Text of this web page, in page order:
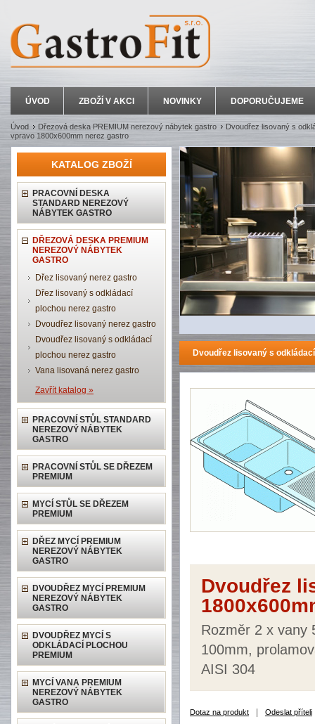
ÚVOD ZBOŽÍ V AKCI NOVINKY DOPORUČUJEME
Úvod Dřezová deska PREMIUM nerezový nábytek gastro
Dvoudřez lisovaný s
vpravo 1800x600mm nerez gastro
KATALOG ZBOŽÍ
PRACOVNÍ DESKA
STANDARD NEREZOVÝ
NÁBYTEK GASTRO
DŘEZOVÁ DESKA PREMIUM
NEREZOVÝ NÁBYTEK
GASTRO
Dřez lisovaný nerez gastro
Dřez lisovaný s odkládací
plochou nerez gastro
Dvoudřez lisovaný nerez gastro
Dvoudřez lisovaný s odkládací
plochou nerez gastro
Vana lisovaná nerez gastro
Zavřít katalog »
PRACOVNÍ STŮL STANDARD
NEREZOVÝ NÁBYTEK
GASTRO
PRACOVNÍ STŮL SE DŘEZEM
PREMIUM
MYCÍ STŮL SE DŘEZEM
PREMIUM
DŘEZ MYCÍ PREMIUM
NEREZOVÝ NÁBYTEK
GASTRO
DVOUDŘEZ MYCÍ PREMIUM
NEREZOVÝ NÁBYTEK
GASTRO
DVOUDŘEZ MYCÍ S
ODKLÁDACÍ PLOCHOU
PREMIUM
MYCÍ VANA PREMIUM
NEREZOVÝ NÁBYTEK
GASTRO
Dvoudřez lisovaný s
Dvoudřez
Rozměr 2 x vany
100mm,
AISI 304
Dotaz na produkt Odeslat příteli